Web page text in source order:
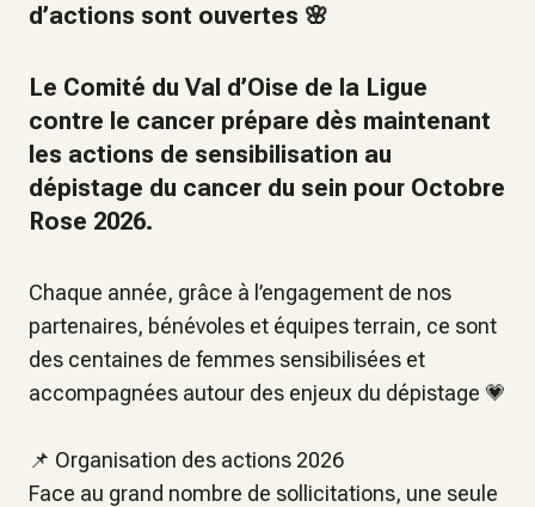
d’actions sont ouvertes 🌸
Le Comité du Val d’Oise de la Ligue
contre le cancer prépare dès maintenant
les actions de sensibilisation au
dépistage du cancer du sein pour Octobre
Rose 2026.
Chaque année, grâce à l’engagement de nos
partenaires, bénévoles et équipes terrain, ce sont
des centaines de femmes sensibilisées et
accompagnées autour des enjeux du dépistage 💗
📌 Organisation des actions 2026
Face au grand nombre de sollicitations, une seule